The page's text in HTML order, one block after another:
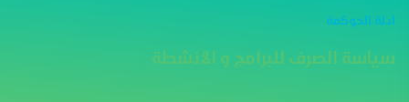
ادلة الحوكمة
سياسة الصرف للبرامج و الأنشطة